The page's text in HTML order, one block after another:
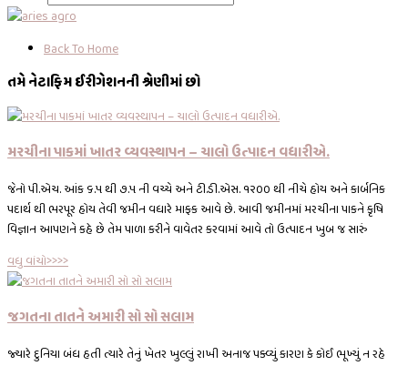
Back To Home
તમે નેટાફિમ ઈરીગેશનની શ્રેણીમાં છો
મરચીના પાકમાં ખાતર વ્યવસ્થાપન – ચાલો ઉત્પાદન વધારીએ.
જેનો પી.એચ. આંક ૬.૫ થી ૭.૫ ની વચ્ચે અને ટી.ડી.એસ. ૧૨૦૦ થી નીચે હોય અને કાર્બનિક
પદાર્થ થી ભરપૂર હોય તેવી જમીન વધારે માફક આવે છે. આવી જમીનમાં મરચીના પાકને કૃષિ
વિજ્ઞાન આપણને કહે છે તેમ પાળા કરીને વાવેતર કરવામાં આવે તો ઉત્પાદન ખુબ જ સારું
વધુ વાંચો>>>>
જગતના તાતને અમારી સો સો સલામ
જ્યારે દુનિયા બંધ હતી ત્યારે તેનું ખેતર ખુલ્લું રાખી અનાજ પક્વ્યું કારણ કે કોઈ ભૂખ્યું ન રહે